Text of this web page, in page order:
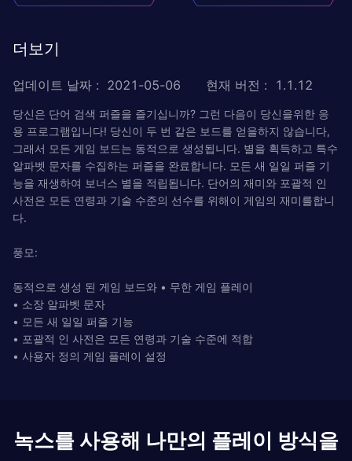
더보기
업데이트 날짜 : 2021-05-06 현재 버전 : 1.1.12
당신은 단어 검색 퍼즐을 즐기십니까? 그런 다음이 당신을위한 응
용 프로그램입니다! 당신이 두 번 같은 보드를 얻을하지 않습니다,
그래서 모든 게임 보드는 동적으로 생성됩니다. 별을 획득하고 특수
알파벳 문자를 수집하는 퍼즐을 완료합니다. 모든 새 일일 퍼즐 기
능을 재생하여 보너스 별을 적립됩니다. 단어의 재미와 포괄적 인
사전은 모든 연령과 기술 수준의 선수를 위해이 게임의 재미를합니
다.
풍모:
동적으로 생성 된 게임 보드와 • 무한 게임 플레이
• 소장 알파벳 문자
• 모든 새 일일 퍼즐 기능
• 포괄적 인 사전은 모든 연령과 기술 수준에 적합
• 사용자 정의 게임 플레이 설정
녹스를 사용해 나만의 플레이 방식을